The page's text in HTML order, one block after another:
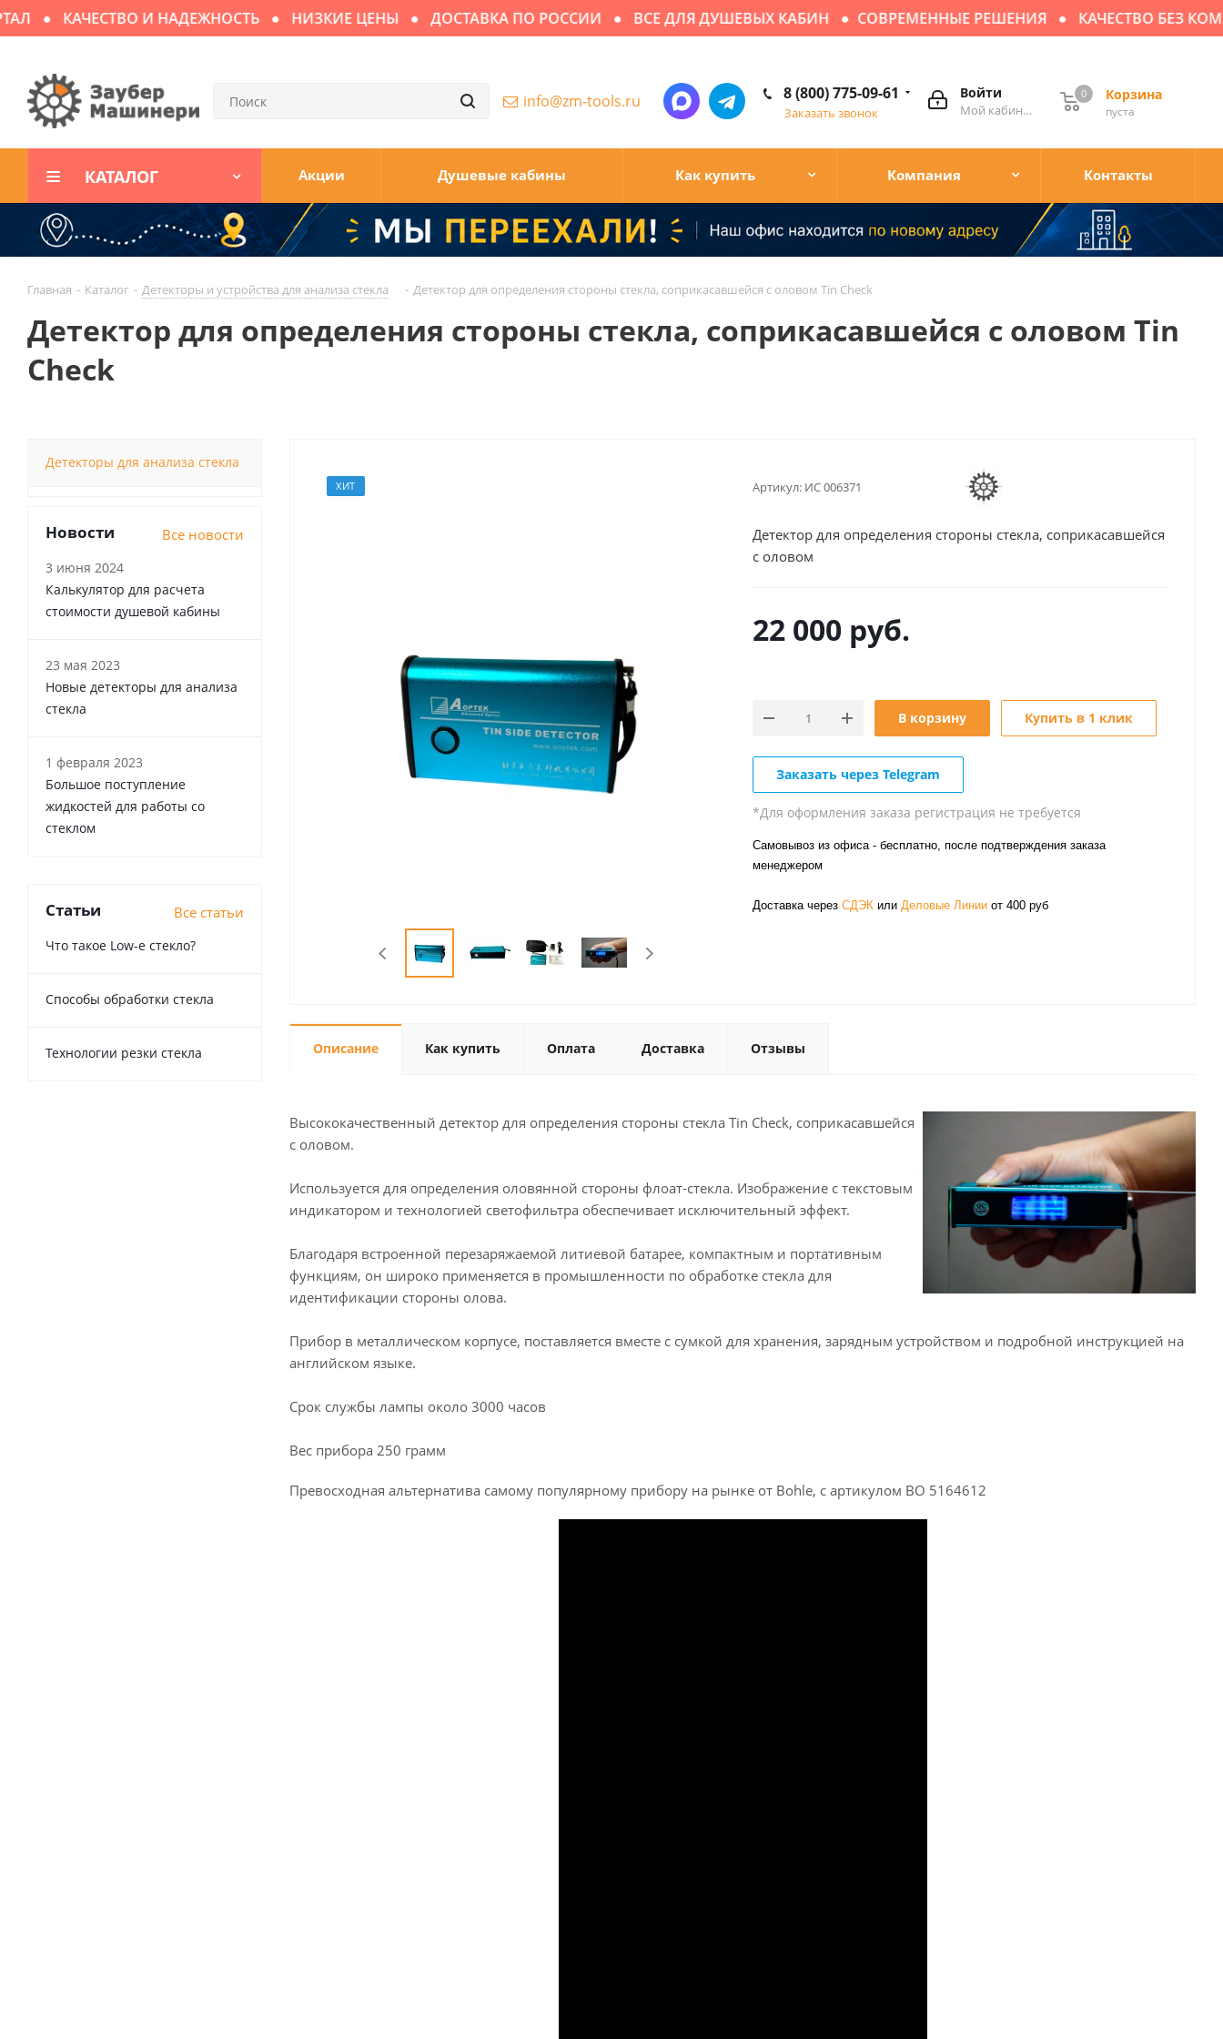
КАЧЕСТВО И НАДЕЖНОСТЬ НИЗКИЕ ЦЕНЫ ДОСТАВКА ПО РОССИИ ВСЕ ДЛЯ ДУШЕВЫХ КАБИН СОВРЕМЕННЫЕ РЕШЕНИЯ КАЧЕСТВО БЕЗ
Корзина
пуста
0
Войти
Мой кабинет
8 (800) 775-09-61
Заказать звонок
info@zm-tools.ru
КАТАЛОГ Акции Душевые кабины Как купить Компания Контакты
Главная - Каталог - Детекторы и устройства для анализа стекла - Детектор для определения стороны стекла, соприкасавшейся с оловом Tin Check
Детектор для определения стороны стекла, соприкасавшейся с оловом Tin
Check
ХИТ Артикул: ИС 006371
Детектор для определения стороны стекла, соприкасавшейся
с оловом
22 000 руб.
В корзину Купить в 1 клик
Заказать через Telegram
*Для оформления заказа регистрация не требуется
Самовывоз из офиса - бесплатно, после подтверждения заказа
менеджером
Доставка через СДЭК или Деловые Линии от 400 руб
Описание Как купить Оплата Доставка Отзывы
Высококачественный детектор для определения стороны стекла Tin Check, соприкасавшейся
с оловом.
Используется для определения оловянной стороны флоат-стекла. Изображение с текстовым
индикатором и технологией светофильтра обеспечивает исключительный эффект.
Благодаря встроенной перезаряжаемой литиевой батарее, компактным и портативным
функциям, он широко применяется в промышленности по обработке стекла для
идентификации стороны олова.
Прибор в металлическом корпусе, поставляется вместе с сумкой для хранения, зарядным устройством и подробной инструкцией на
английском языке.
Срок службы лампы около 3000 часов
Вес прибора 250 грамм
Превосходная альтернатива самому популярному прибору на рынке от Bohle, с артикулом BO 5164612
Детекторы для анализа стекла
Новости Все новости
3 июня 2024
Калькулятор для расчета
стоимости душевой кабины
23 мая 2023
Новые детекторы для анализа
стекла
1 февраля 2023
Большое поступление
жидкостей для работы со
стеклом
Статьи Все статьи
Что такое Low-e стекло?
Способы обработки стекла
Технологии резки стекла